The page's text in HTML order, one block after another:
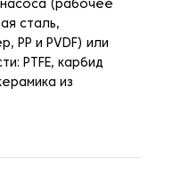
(рабочее
сталь,
PP и PVDF) или
PTFE, карбид
из